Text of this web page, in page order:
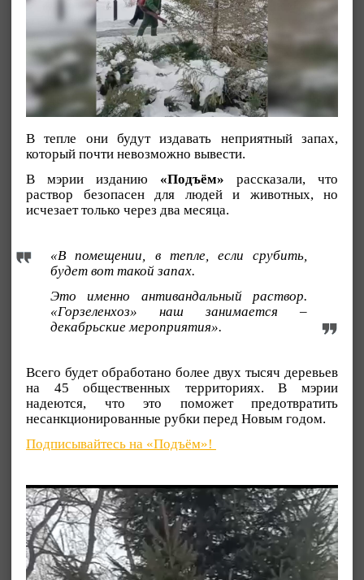
В тепле они будут издавать неприятный запах,
который почти невозможно вывести.
В мэрии изданию «Подъём» рассказали, что
раствор безопасен для людей и животных, но
исчезает только через два месяца.
«В помещении, в тепле, если срубить,
будет вот такой запах.
Это именно антивандальный раствор.
«Горзеленхоз» наш занимается –
декабрьские мероприятия».
Всего будет обработано более двух тысяч деревьев
на 45 общественных территориях. В мэрии
надеются, что это поможет предотвратить
несанкционированные рубки перед Новым годом.
Подписывайтесь на «Подъём»!
Видеоплеер